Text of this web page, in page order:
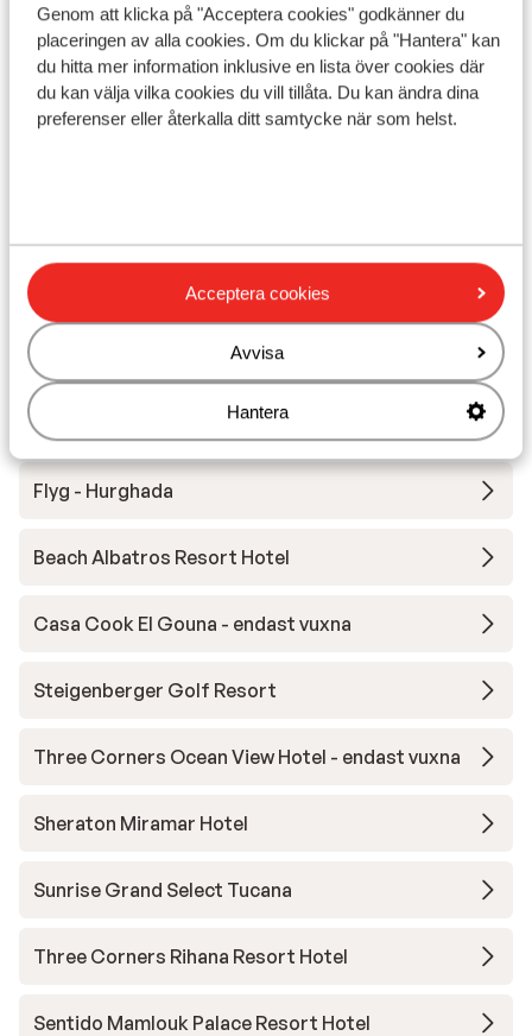
Genom att klicka på "Acceptera cookies" godkänner du
placeringen av alla cookies. Om du klickar på "Hantera" kan
du hitta mer information inklusive en lista över cookies där
du kan välja vilka cookies du vill tillåta. Du kan ändra dina
preferenser eller återkalla ditt samtycke när som helst.
Acceptera cookies
Avvisa
Hantera
skraldespande omkring hele hotellet
gjorde, at der var meget rent omkring
hotellet.
Visa på karta
I området
Vid stranden (sandstrand, solstolar, parasoll)
Avstånd till flygplats Hurghada är ca 35 km
Avstånd till uttagsautomat (på boendet)
Andra boenden i Röda havet
Flyg - Hurghada
Beach Albatros Resort Hotel
Casa Cook El Gouna - endast vuxna
Steigenberger Golf Resort
Three Corners Ocean View Hotel - endast vuxna
Sheraton Miramar Hotel
Sunrise Grand Select Tucana
Three Corners Rihana Resort Hotel
Sentido Mamlouk Palace Resort Hotel